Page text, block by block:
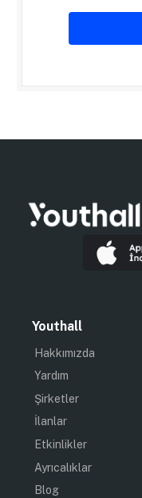
Youthall
Hakkımızda
Yardım
Şirketler
İlanlar
Etkinlikler
Ayrıcalıklar
Blog